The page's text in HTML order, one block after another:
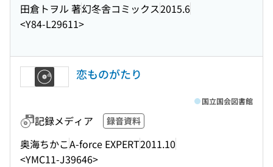
田倉トヲル 著幻冬舎コミックス2015.6
<Y84-L29611>
恋ものがたり
記録メディア 録音資料
奥海ちかこA-force EXPERT2011.10
<YMC11-J39646>
国立国会図書館